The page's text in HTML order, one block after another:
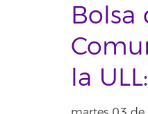
Bolsa
la